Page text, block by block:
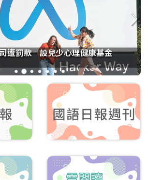
遭罰款 設兒少心理健康基金
1 3 4 5 6 7